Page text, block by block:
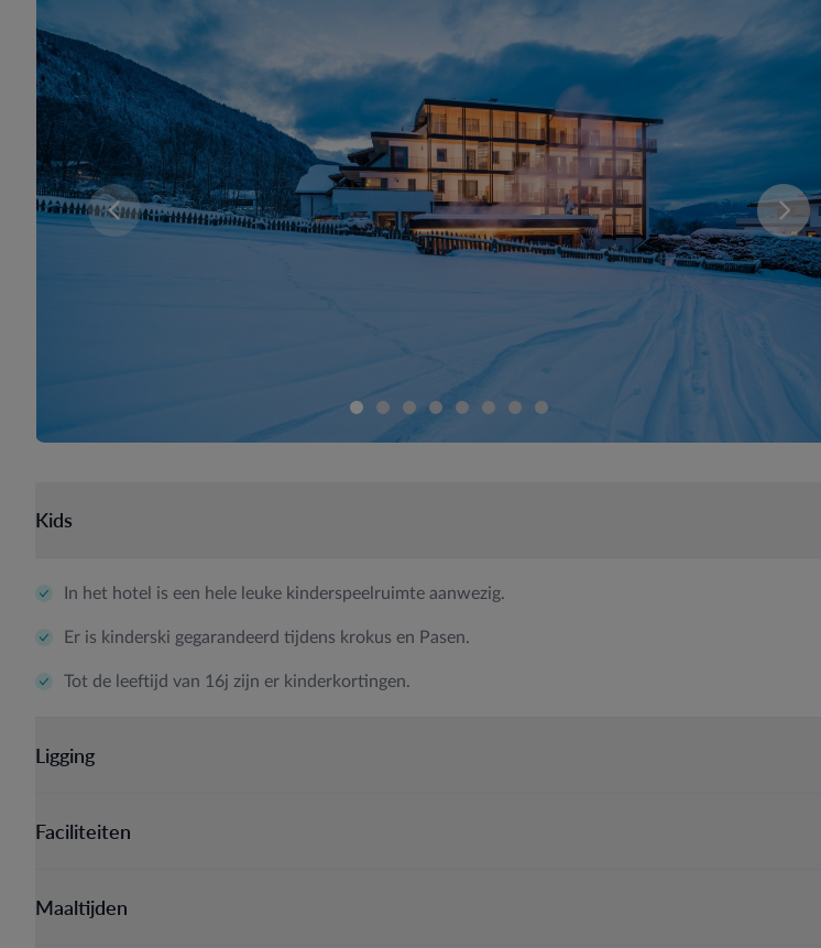
Er zijn momenteel geen kamers beschikbaar voor deze samenstelling. U kan uw
Kids
In het hotel is een hele leuke kinderspeelruimte aanwezig.
Er is kinderski gegarandeerd tijdens krokus en Pasen.
Tot de leeftijd van 16j zijn er kinderkortingen.
Ligging
Faciliteiten
Maaltijden